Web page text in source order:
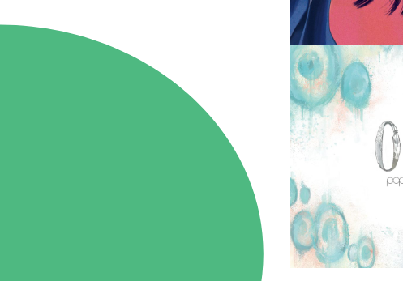
86.3
82.2MHz
82.0MHz
77.8MHz
87.1MHz